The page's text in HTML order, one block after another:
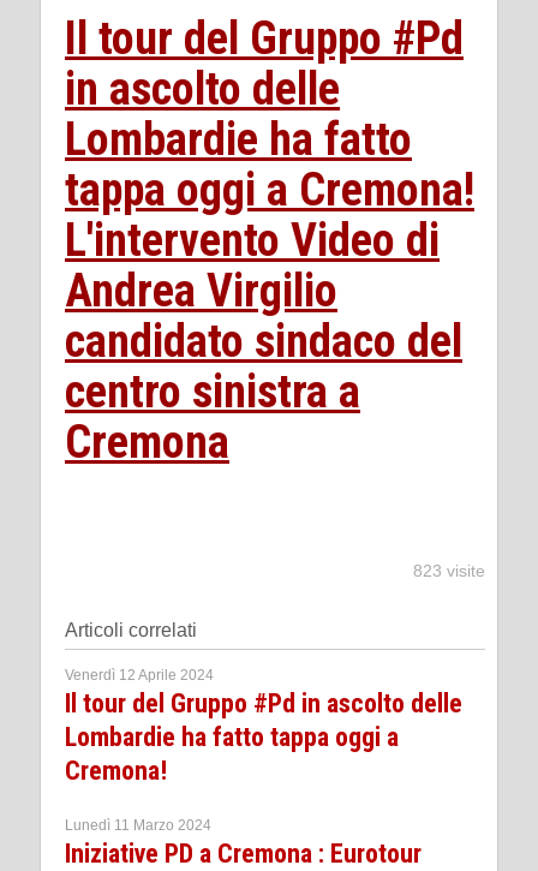
Il tour del Gruppo #Pd
in ascolto delle
Lombardie ha fatto
tappa oggi a Cremona!
L'intervento Video di
Andrea Virgilio
candidato sindaco del
centro sinistra a
Cremona
823 visite
Articoli correlati
Venerdì 12 Aprile 2024
Il tour del Gruppo #Pd in ascolto delle
Lombardie ha fatto tappa oggi a
Cremona!
Lunedì 11 Marzo 2024
Iniziative PD a Cremona : Eurotour